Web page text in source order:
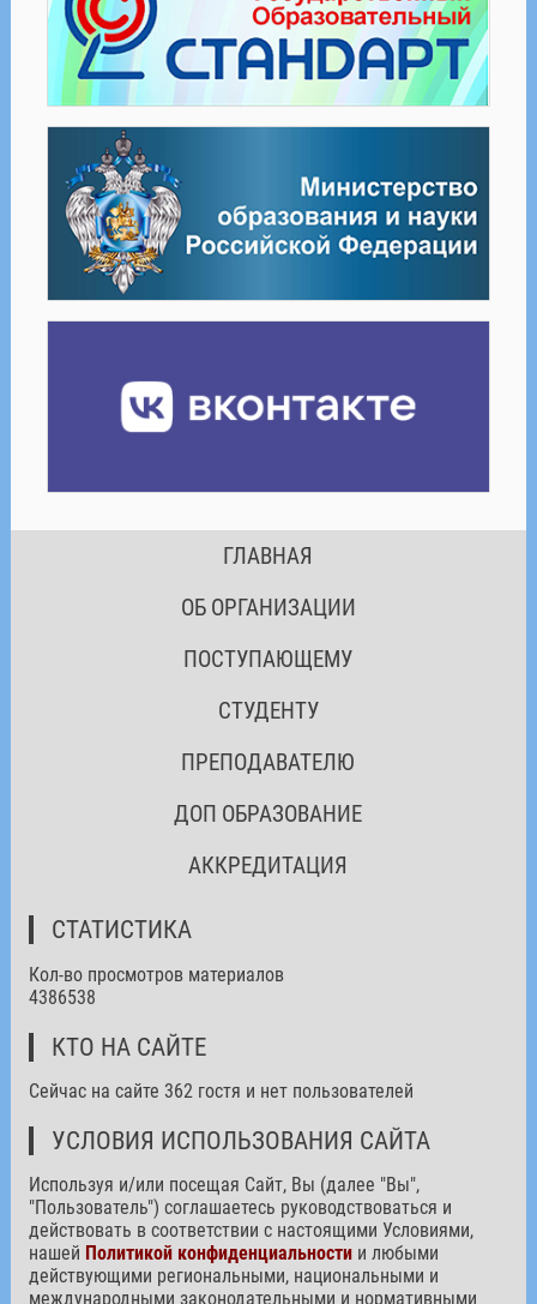
ГЛАВНАЯ
ОБ ОРГАНИЗАЦИИ
ПОСТУПАЮЩЕМУ
СТУДЕНТУ
ПРЕПОДАВАТЕЛЮ
ДОП ОБРАЗОВАНИЕ
АККРЕДИТАЦИЯ
СТАТИСТИКА
Кол-во просмотров материалов
4386538
КТО НА САЙТЕ
Сейчас на сайте 362 гостя и нет пользователей
УСЛОВИЯ ИСПОЛЬЗОВАНИЯ САЙТА
Используя и/или посещая Сайт, Вы (далее "Вы",
"Пользователь") соглашаетесь руководствоваться и
действовать в соответствии с настоящими Условиями,
нашей Политикой конфиденциальностии любыми
действующими региональными, национальными и
международными законодательными и нормативными